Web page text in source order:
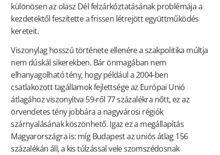
különösen az olasz Dél felzárkóztatásának problémája a
kezdetektől feszítette a frissen létrejött együttműködés
kereteit.
Viszonylag hosszú története ellenére a szakpolitika múltja
nem dúskál sikerekben. Bár önmagában nem
elhanyagolható tény, hogy például a 2004-ben
csatlakozott tagállamok fejlettsége az Európai Unió
átlagához viszonyítva 59-ről 77 százalékra nőtt, ez az
örvendetes tény jobbára a nagyvárosi régiók
szárnyalásának köszönhető. Igaz ez a megállapítás
Magyarországra is: míg Budapest az uniós átlag 156
százalékán áll, a kis túlzással vele szomszédosnak